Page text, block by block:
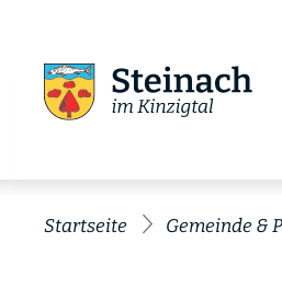
Startseite Gemeinde &